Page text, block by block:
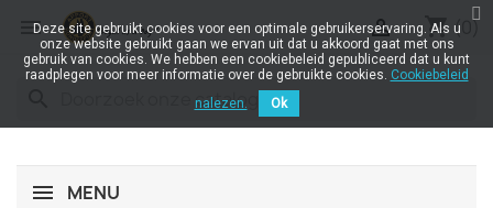
 shopping_cart (0)

MENU
Deze site gebruikt cookies voor een optimale gebruikerservaring. Als u
onze website gebruikt gaan we ervan uit dat u akkoord gaat met ons
gebruik van cookies. We hebben een cookiebeleid gepubliceerd dat u kunt
raadplegen voor meer informatie over de gebruikte cookies. Cookiebeleid
nalezen.
Ok